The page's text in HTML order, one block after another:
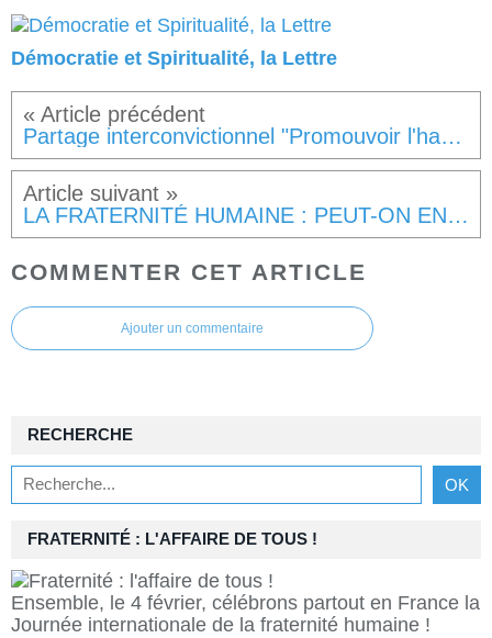
Démocratie et Spiritualité, la Lettre
Partage interconvictionnel "Promouvoir l'harmonie interconfessionnelle", 4 février 2024, 75013 PARIS
LA FRATERNITÉ HUMAINE : PEUT-ON ENCORE Y CROIRE » ?, 4 février 2024, BEZIERS
COMMENTER CET ARTICLE
Ajouter un commentaire
RECHERCHE
FRATERNITÉ : L'AFFAIRE DE TOUS !
Ensemble, le 4 février, célébrons partout en France la
Journée internationale de la fraternité humaine !